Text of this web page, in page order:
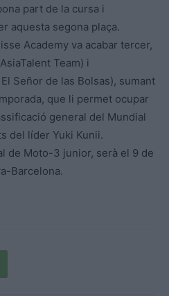
part de la cursa i
aquesta segona plaça.
Academy va acabar tercer,
Team) i
Señor de las Bolsas), sumant
que li permet ocupar
general del Mundial
del líder Yuki Kunii.
de Moto-3 junior, serà el 9 de
Barcelona.